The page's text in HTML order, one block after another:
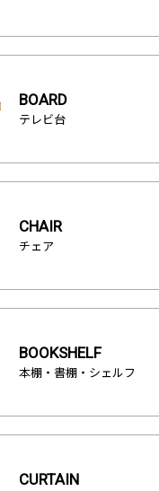
BOARD
テレビ台
CHAIR
チェア
BOOKSHELF
本棚・書棚・シェルフ
CURTAIN